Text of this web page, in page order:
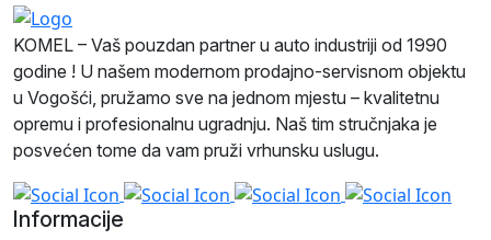
KOMEL – Vaš pouzdan partner u auto industriji od 1990
godine ! U našem modernom prodajno-servisnom objektu
u Vogošći, pružamo sve na jednom mjestu – kvalitetnu
opremu i profesionalnu ugradnju. Naš tim stručnjaka je
posvećen tome da vam pruži vrhunsku uslugu.
Informacije